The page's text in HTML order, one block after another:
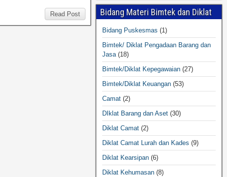
Read Post Bidang Materi Bimtek dan Diklat
Bidang Puskesmas (1)
Bimtek/ Diklat Pengadaan Barang dan
Jasa (18)
Bimtek/Diklat Kepegawaian (27)
Bimtek/Diklat Keuangan (53)
Camat (2)
DIklat Barang dan Aset (30)
Diklat Camat (2)
Diklat Camat Lurah dan Kades (9)
Diklat Kearsipan (6)
Diklat Kehumasan (8)